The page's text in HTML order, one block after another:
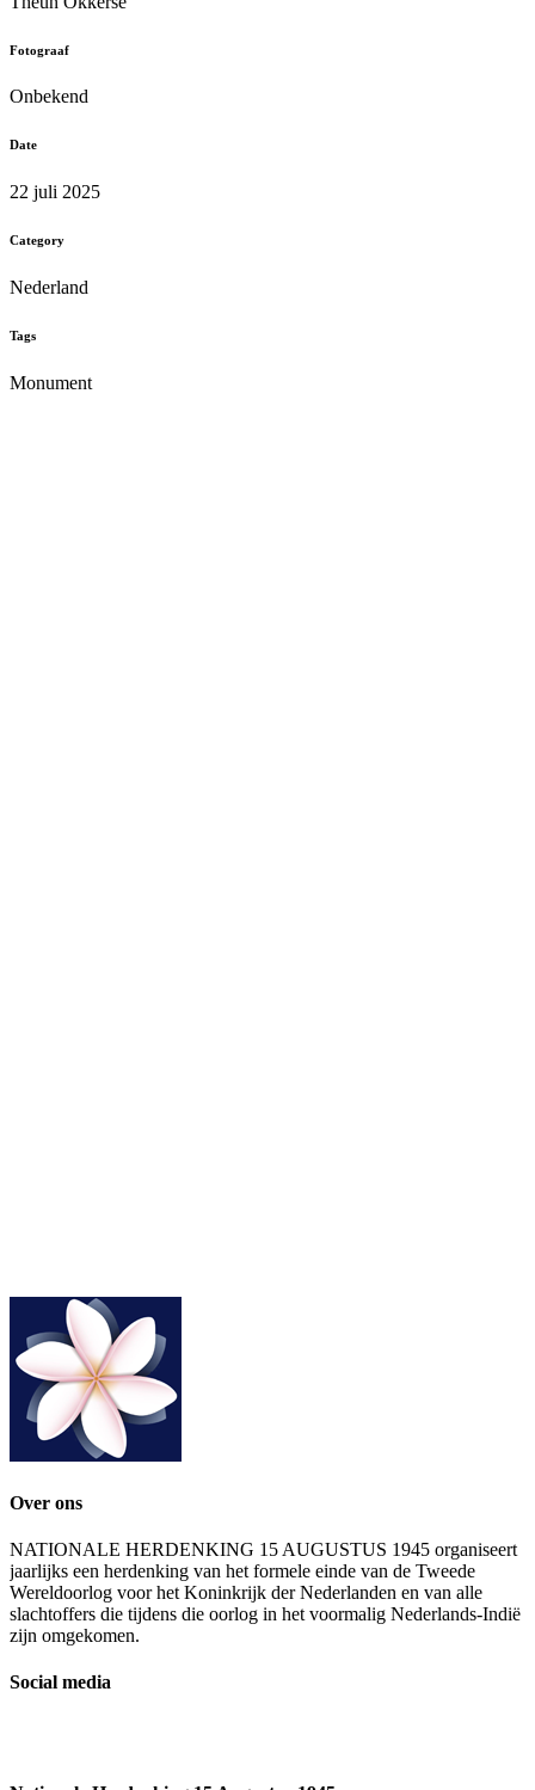
Fotograaf
Onbekend
Date
22 juli 2025
Category
Nederland
Tags
Monument
Over ons
NATIONALE HERDENKING 15 AUGUSTUS 1945 organiseert
jaarlijks een herdenking van het formele einde van de Tweede
Wereldoorlog voor het Koninkrijk der Nederlanden en van alle
slachtoffers die tijdens die oorlog in het voormalig Nederlands-Indië
zijn omgekomen.
Social media